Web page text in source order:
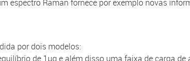
espectro Raman fornece por exemplo novas
por dois modelos:
de 1µg e além disso uma faixa de carga